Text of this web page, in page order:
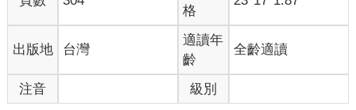
是我日日面對的縮影嗎？那一刻，我明白了——有時候，最危險
的不是違法，而是不知道自己正在違法；最遺憾的不是沒有愛，
而是愛的方式出了錯。
於是，我創立了臉書粉專「律師帶您看校園裡的大小事」，用平
凡人的語言，講述法律背後的故事。讓老師知道界線在哪裡、讓
格
出版地 台灣
適讀年
齡
全齡適讀
注音 級別